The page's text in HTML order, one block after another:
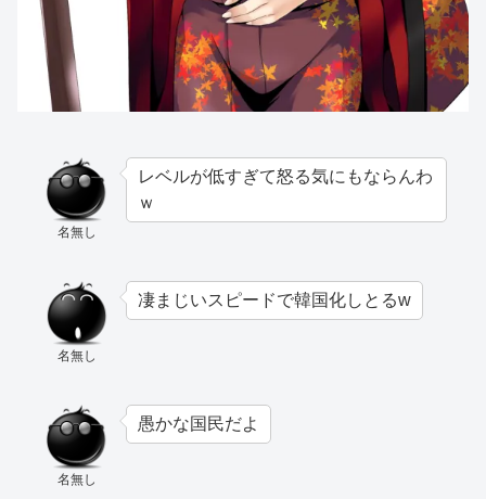
名無し
レベルが低すぎて怒る気にもならんわ
ｗ
名無し
凄まじいスピードで韓国化しとるw
名無し
愚かな国民だよ